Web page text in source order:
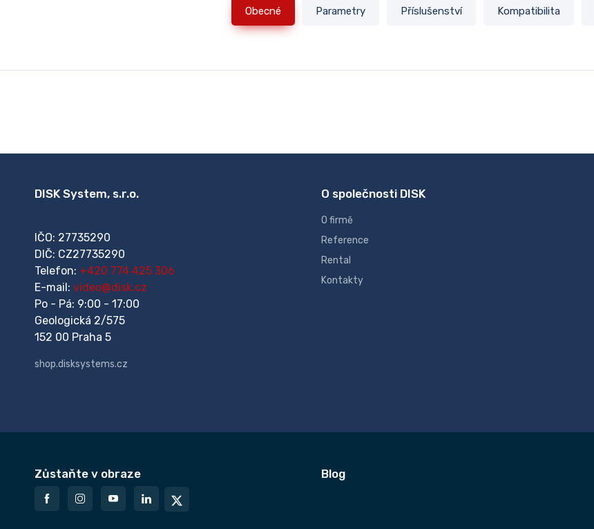
Obecné Parametry Příslušenství Kompatibilita
DISK System, s.r.o.
IČO: 27735290
DIČ: CZ27735290
Telefon: +420 774 425 306
E-mail: video@disk.cz
Po - Pá: 9:00 - 17:00
Geologická 2/575
152 00 Praha 5
shop.disksystems.cz
O společnosti DISK
O firmě
Reference
Rental
Kontakty
Zůstaňte v obraze Blog